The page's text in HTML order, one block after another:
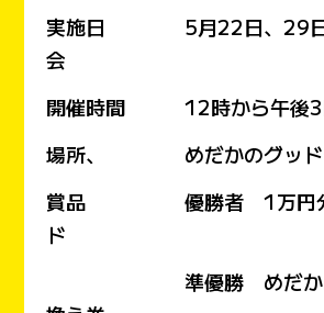
実施日 5月22日、29日
会
開催時間 12時から午後3
場所、 めだかのグッド
賞品 優勝者 1万円分
ド
準優勝 めだか